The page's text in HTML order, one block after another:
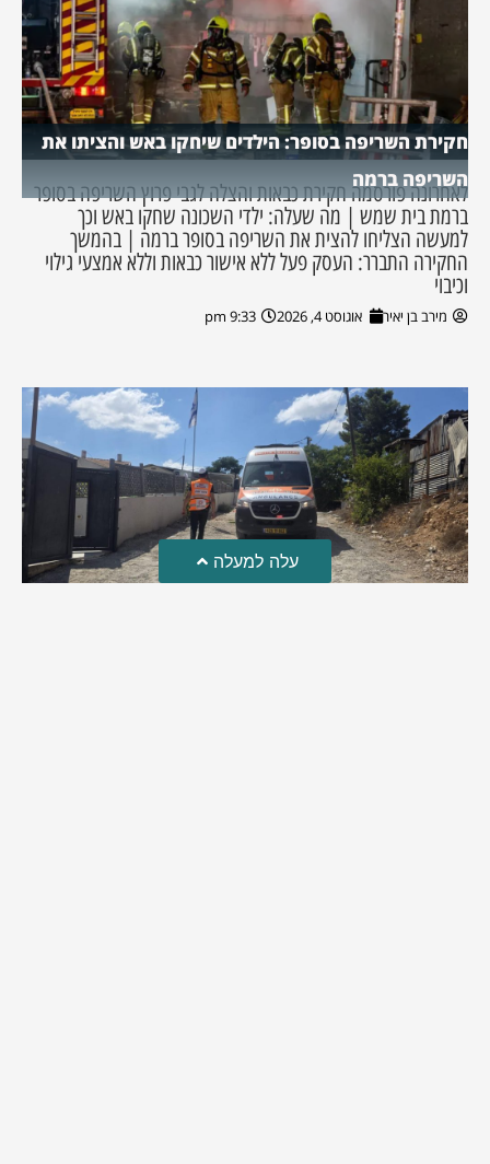
חקירת השריפה בסופר: הילדים שיחקו באש והציתו את
השריפה ברמה
לאחרונה פורסמה חקירת כבאות והצלה לגבי פרוץ השריפה בסופר
ברמת בית שמש | מה שעלה: ילדי השכונה שחקו באש וכך
למעשה הצליחו להצית את השריפה בסופר ברמה | בהמשך
החקירה התברר: העסק פעל ללא אישור כבאות וללא אמצעי גילוי
וכיבוי
מירב בן יאיר אוגוסט 4, 2026 9:33 pm
עלה למעלה